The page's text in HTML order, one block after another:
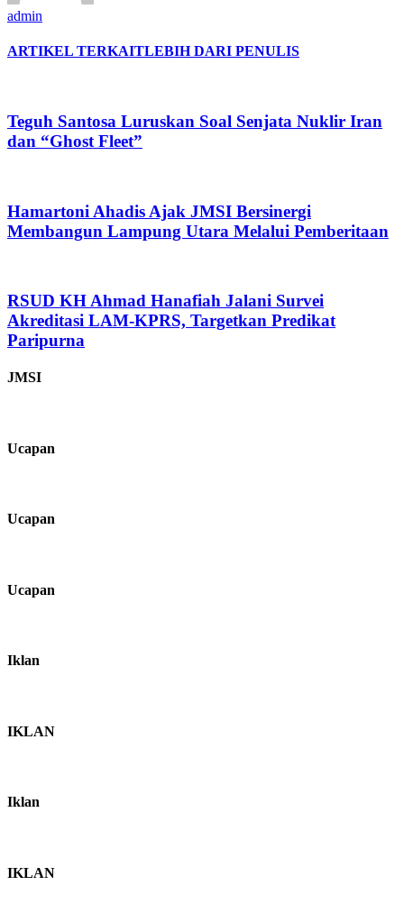
admin
ARTIKEL TERKAITLEBIH DARI PENULIS
Teguh Santosa Luruskan Soal Senjata Nuklir Iran
dan “Ghost Fleet”
Hamartoni Ahadis Ajak JMSI Bersinergi
Membangun Lampung Utara Melalui Pemberitaan
RSUD KH Ahmad Hanafiah Jalani Survei
Akreditasi LAM-KPRS, Targetkan Predikat
Paripurna
JMSI
Ucapan
Ucapan
Ucapan
Iklan
IKLAN
Iklan
IKLAN